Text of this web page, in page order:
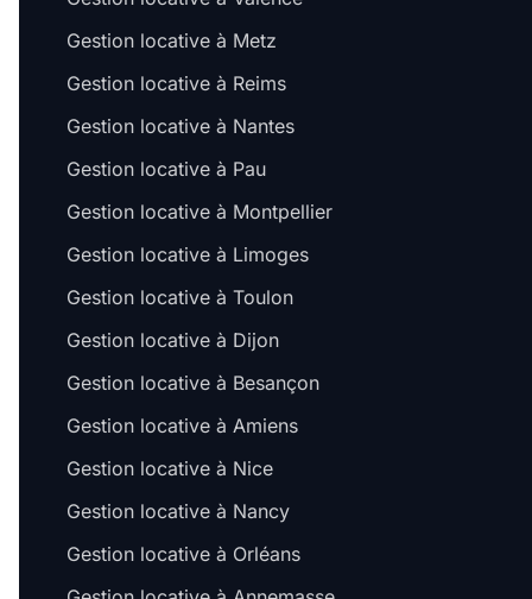
Gestion locative à Metz
Gestion locative à Reims
Gestion locative à Nantes
Gestion locative à Pau
Gestion locative à Montpellier
Gestion locative à Limoges
Gestion locative à Toulon
Gestion locative à Dijon
Gestion locative à Besançon
Gestion locative à Amiens
Gestion locative à Nice
Gestion locative à Nancy
Gestion locative à Orléans
les Cookies !
On a attendu d'être sûrs que le contenu de
ce site vous intéresse avant de vous
visite...
Pour modifier vos préférences par la suite, cliquez sur le lien
'Préférences de cookies' situé dans le pied de page.